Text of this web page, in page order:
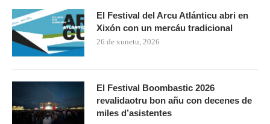
El Festival del Arcu Atlánticu abri en
Xixón con un mercáu tradicional
26 de xunetu, 2026
El Festival Boombastic 2026
revalidaotru bon añu con decenes de
miles d’asistentes